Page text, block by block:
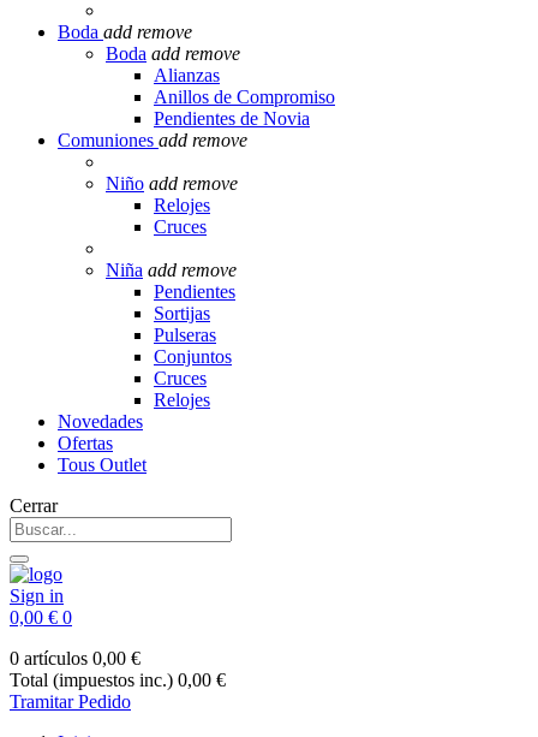
Boda add remove
Boda add remove
Alianzas
Anillos de Compromiso
Pendientes de Novia
Comuniones add remove
Niño add remove
Relojes
Cruces
Niña add remove
Pendientes
Sortijas
Pulseras
Conjuntos
Cruces
Relojes
Novedades
Ofertas
Tous Outlet
Cerrar
Sign in
0,00 € 0
0 artículos 0,00 €
Total (impuestos inc.) 0,00 €
Tramitar Pedido